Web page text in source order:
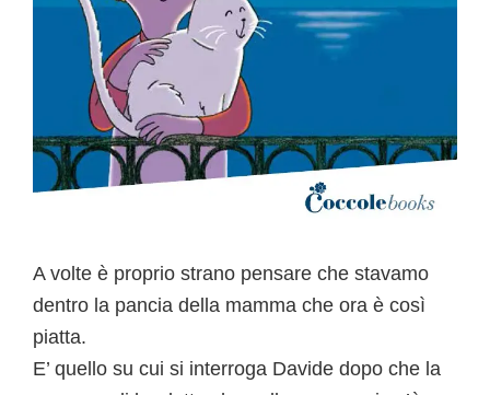
A volte è proprio strano pensare che stavamo
dentro la pancia della mamma che ora è così
piatta.
E’ quello su cui si interroga Davide dopo che la